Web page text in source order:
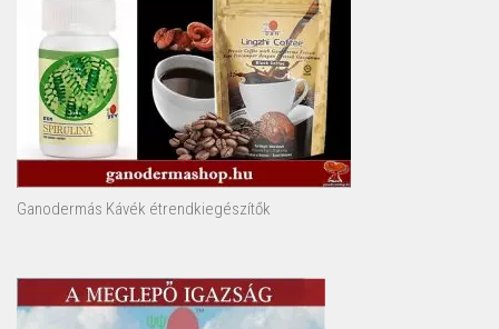
Ganodermás Kávék étrendkiegészítők